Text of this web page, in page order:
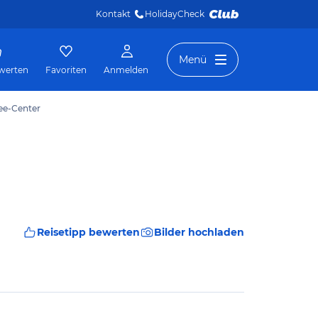
Kontakt HolidayCheck
Favoriten Anmelden
Menü
Center
Reisetipp bewerten Bilder hochladen